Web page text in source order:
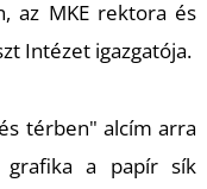
az MKE rektora és
Intézet igazgatója.
térben" alcím arra
a papír sík